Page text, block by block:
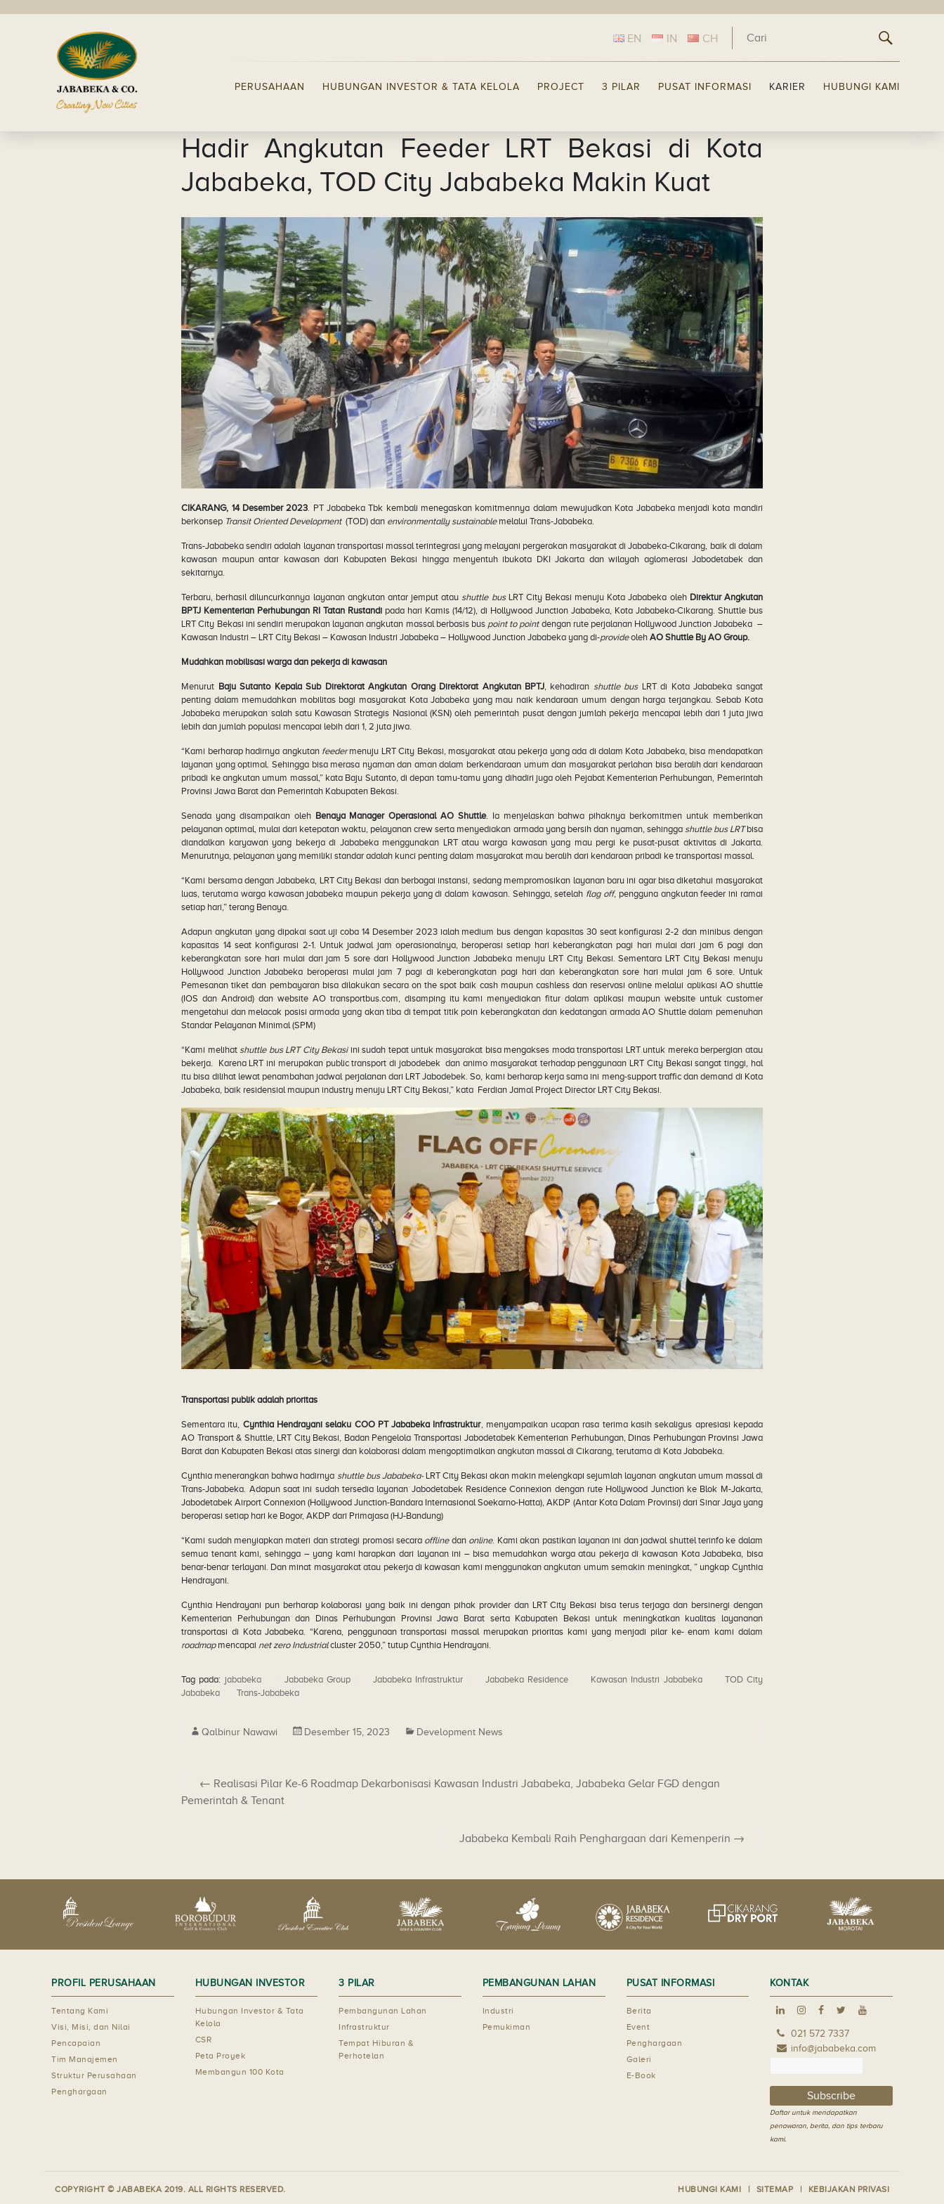
EN IN CH
PERUSAHAAN HUBUNGAN INVESTOR & TATA KELOLA PROJECT 3 PILAR PUSAT INFORMASI KARIER HUBUNGI KAMI
Hadir Angkutan Feeder LRT Bekasi di Kota
Jababeka, TOD City Jababeka Makin Kuat
CIKARANG, 14 Desember 2023. PT Jababeka Tbk kembali menegaskan komitmennya dalam mewujudkan Kota Jababeka menjadi kota mandiri
berkonsep Transit Oriented Development (TOD) dan environmentally sustainablemelalui Trans-Jababeka.
Trans-Jababeka sendiri adalah layanan transportasi massal terintegrasi yang melayani pergerakan masyarakat di Jababeka-Cikarang, baik di dalam
kawasan maupun antar kawasan dari Kabupaten Bekasi hingga menyentuh ibukota DKI Jakarta dan wilayah aglomerasi Jabodetabek dan
sekitarnya.
Terbaru, berhasil diluncurkannya layanan angkutan antar jemput atau shuttle busLRT City Bekasi menuju Kota Jababeka oleh Direktur Angkutan
BPTJ Kementerian Perhubungan RI Tatan Rustandi pada hari Kamis (14/12), di Hollywood Junction Jababeka, Kota Jababeka-Cikarang. Shuttle bus
LRT City Bekasi ini sendiri merupakan layanan angkutan massal berbasis bus point to pointdengan rute perjalanan Hollywood Junction Jababeka –
Kawasan Industri – LRT City Bekasi – Kawasan Industri Jababeka – Hollywood Junction Jababeka yang di-provideolehAO Shuttle By AO Group.
Mudahkan mobilisasi warga dan pekerja di kawasan
Menurut Baju Sutanto Kepala Sub Direktorat Angkutan Orang Direktorat Angkutan BPTJ, kehadiran shuttle busLRT di Kota Jababeka sangat
penting dalam memudahkan mobilitas bagi masyarakat Kota Jababeka yang mau naik kendaraan umum dengan harga terjangkau. Sebab Kota
Jababeka merupakan salah satu Kawasan Strategis Nasional (KSN) oleh pemerintah pusat dengan jumlah pekerja mencapai lebih dari 1 juta jiwa
lebih dan jumlah populasi mencapai lebih dari 1, 2 juta jiwa.
“Kami berharap hadirnya angkutan feedermenuju LRT City Bekasi, masyarakat atau pekerja yang ada di dalam Kota Jababeka, bisa mendapatkan
layanan yang optimal. Sehingga bisa merasa nyaman dan aman dalam berkendaraan umum dan masyarakat perlahan bisa beralih dari kendaraan
pribadi ke angkutan umum massal,” kata Baju Sutanto, di depan tamu-tamu yang dihadiri juga oleh Pejabat Kementerian Perhubungan, Pemerintah
Provinsi Jawa Barat dan Pemerintah Kabupaten Bekasi.
Senada yang disampaikan oleh Benaya Manager Operasional AO Shuttle. Ia menjelaskan bahwa pihaknya berkomitmen untuk memberikan
pelayanan optimal, mulai dari ketepatan waktu, pelayanan crew serta menyediakan armada yang bersih dan nyaman, sehingga shuttle bus LRTbisa
diandalkan karyawan yang bekerja di Jababeka menggunakan LRT atau warga kawasan yang mau pergi ke pusat-pusat aktivitas di Jakarta.
Menurutnya, pelayanan yang memiliki standar adalah kunci penting dalam masyarakat mau beralih dari kendaraan pribadi ke transportasi massal.
“Kami bersama dengan Jababeka, LRT City Bekasi dan berbagai instansi, sedang mempromosikan layanan baru ini agar bisa diketahui masyarakat
luas, terutama warga kawasan jababeka maupun pekerja yang di dalam kawasan. Sehingga, setelah flag off, pengguna angkutan feeder ini ramai
setiap hari,” terang Benaya.
Adapun angkutan yang dipakai saat uji coba 14 Desember 2023 ialah medium bus dengan kapasitas 30 seat konfigurasi 2-2 dan minibus dengan
kapasitas 14 seat konfigurasi 2-1. Untuk jadwal jam operasionalnya, beroperasi setiap hari keberangkatan pagi hari mulai dari jam 6 pagi dan
keberangkatan sore hari mulai dari jam 5 sore dari Hollywood Junction Jababeka menuju LRT City Bekasi. Sementara LRT City Bekasi menuju
Hollywood Junction Jababeka beroperasi mulai jam 7 pagi di keberangkatan pagi hari dan keberangkatan sore hari mulai jam 6 sore. Untuk
Pemesanan tiket dan pembayaran bisa dilakukan secara on the spot baik cash maupun cashless dan reservasi online melalui aplikasi AO shuttle
(IOS dan Android) dan website AO transportbus.com, disamping itu kami menyediakan fitur dalam aplikasi maupun website untuk customer
mengetahui dan melacak posisi armada yang akan tiba di tempat titik poin keberangkatan dan kedatangan armada AO Shuttle dalam pemenuhan
Standar Pelayanan Minimal (SPM)
“Kami melihat shuttle bus LRT City Bekasi ini sudah tepat untuk masyarakat bisa mengakses moda transportasi LRT untuk mereka berpergian atau
bekerja. Karena LRT ini merupakan public transport di jabodebek dan animo masyarakat terhadap penggunaan LRT City Bekasi sangat tinggi, hal
itu bisa dilihat lewat penambahan jadwal perjalanan dari LRT Jabodebek. So, kami berharap kerja sama ini meng-support traffic dan demand di Kota
Jababeka, baik residensial maupun industry menuju LRT City Bekasi,” kata Ferdian Jamal Project Director LRT City Bekasi.
Transportasi publik adalah prioritas
Sementara itu, Cynthia Hendrayani selaku COO PT Jababeka Infrastruktur, menyampaikan ucapan rasa terima kasih sekaligus apresiasi kepada
AO Transport & Shuttle, LRT City Bekasi, Badan Pengelola Transportasi Jabodetabek Kementerian Perhubungan, Dinas Perhubungan Provinsi Jawa
Barat dan Kabupaten Bekasi atas sinergi dan kolaborasi dalam mengoptimalkan angkutan massal di Cikarang, terutama di Kota Jababeka.
Cynthia menerangkan bahwa hadirnya shuttle bus Jababeka-LRT City Bekasi akan makin melengkapi sejumlah layanan angkutan umum massal di
Trans-Jababeka. Adapun saat ini sudah tersedia layanan Jabodetabek Residence Connexion dengan rute Hollywood Junction ke Blok M-Jakarta,
Jabodetabek Airport Connexion (Hollywood Junction-Bandara Internasional Soekarno-Hatta), AKDP (Antar Kota Dalam Provinsi) dari Sinar Jaya yang
beroperasi setiap hari ke Bogor, AKDP dari Primajasa (HJ-Bandung)
“Kami sudah menyiapkan materi dan strategi promosi secara offlinedanonline. Kami akan pastikan layanan ini dan jadwal shuttel terinfo ke dalam
semua tenant kami, sehingga – yang kami harapkan dari layanan ini – bisa memudahkan warga atau pekerja di kawasan Kota Jababeka, bisa
benar-benar terlayani. Dan minat masyarakat atau pekerja di kawasan kami menggunakan angkutan umum semakin meningkat, ” ungkap Cynthia
Hendrayani.
Cynthia Hendrayani pun berharap kolaborasi yang baik ini dengan pihak provider dan LRT City Bekasi bisa terus terjaga dan bersinergi dengan
Kementerian Perhubungan dan Dinas Perhubungan Provinsi Jawa Barat serta Kabupaten Bekasi untuk meningkatkan kualitas layananan
transportasi di Kota Jababeka. “Karena, penggunaan transportasi massal merupakan prioritas kami yang menjadi pilar ke- enam kami dalam
roadmapmencapai net zero Industrialcluster 2050,” tutup Cynthia Hendrayani.
Tag pada: jababeka Jababeka Group Jababeka Infrastruktur Jababeka Residence Kawasan Industri Jababeka
TOD City
Jababeka
Trans-Jababeka
Qalbinur Nawawi Desember 15, 2023 Development News
← Realisasi Pilar Ke-6 Roadmap Dekarbonisasi Kawasan Industri Jababeka, Jababeka Gelar FGD dengan
Pemerintah & Tenant
Jababeka Kembali Raih Penghargaan dari Kemenperin →
PROFIL PERUSAHAAN
Tentang Kami
Visi, Misi, dan Nilai
Pencapaian
Tim Manajemen
Struktur Perusahaan
Penghargaan
HUBUNGAN INVESTOR
Hubungan Investor & Tata
Kelola
CSR
Peta Proyek
Membangun 100 Kota
3 PILAR
Pembangunan Lahan
Infrastruktur
Tempat Hiburan &
Perhotelan
PEMBANGUNAN LAHAN
Industri
Pemukiman
PUSAT INFORMASI
Berita
Event
Penghargaan
Galeri
E-Book
KONTAK
021 572 7337
info@jababeka.com
Daftar untuk mendapatkan
penawaran, berita, dan tips terbaru
kami.
COPYRIGHT © JABABEKA 2019. ALL RIGHTS RESERVED. HUBUNGI KAMI SITEMAP KEBIJAKAN PRIVASI